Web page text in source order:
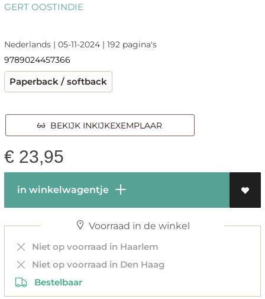
GERT OOSTINDIE
Nederlands | 05-11-2024 | 192 pagina's
9789024457366
Paperback / softback
BEKIJK INKIJKEXEMPLAAR
€ 23,95
in winkelwagentje
Voorraad in de winkel
Niet op voorraad in Haarlem
Niet op voorraad in Den Haag
Bestelbaar